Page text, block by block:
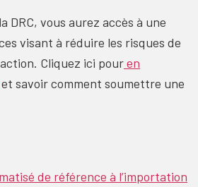
DRC, vous aurez accès à une
visant à réduire les risques de
Cliquez ici pouren
et savoir comment soumettre une
de référence à l’importation